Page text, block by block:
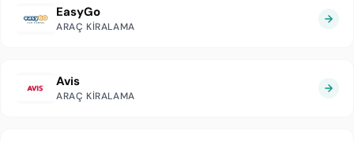
EasyGo
ARAÇ KIRALAMA
Avis
ARAÇ KIRALAMA